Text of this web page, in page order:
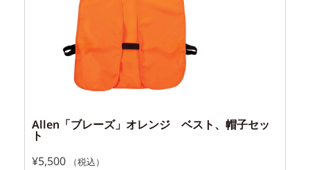
Allen「ブレーズ」オレンジ ベスト、帽子セッ
ト
¥5,500 （税込）